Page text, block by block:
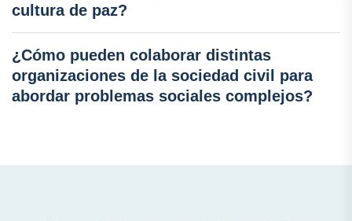
cultura de paz?
¿Cómo pueden colaborar distintas
organizaciones de la sociedad civil para
abordar problemas sociales complejos?